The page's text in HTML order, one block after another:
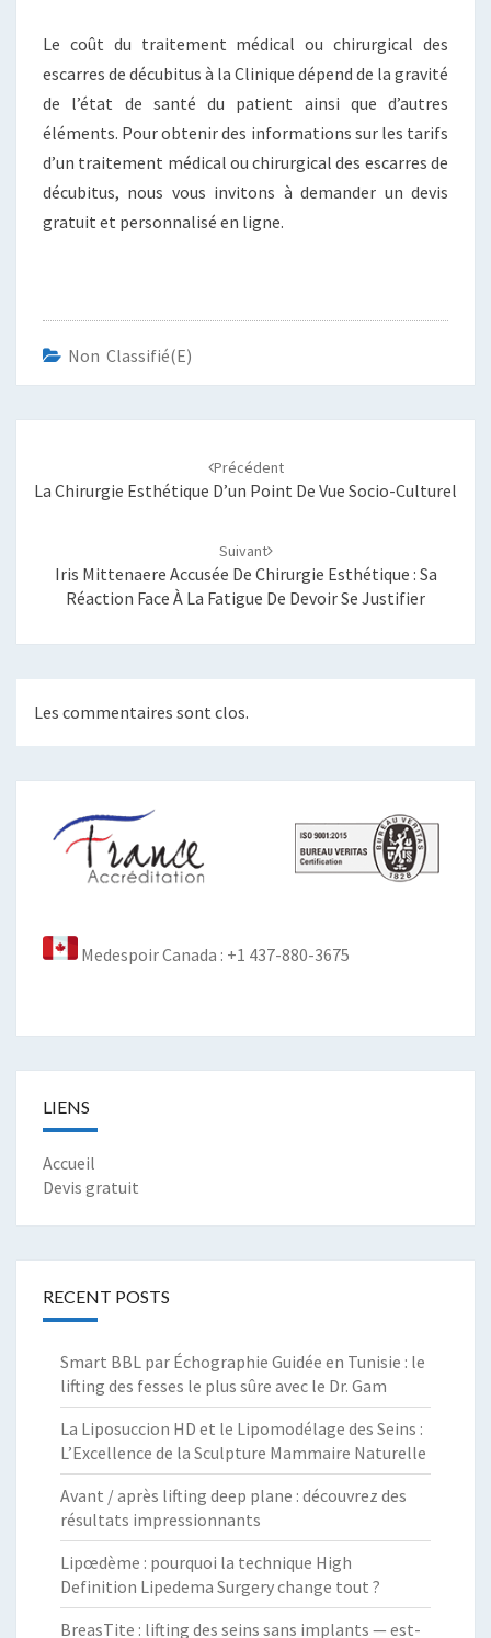
Le coût du traitement médical ou chirurgical des
escarres de décubitus à la Clinique dépend de la gravité
de l’état de santé du patient ainsi que d’autres
éléments. Pour obtenir des informations sur les tarifs
d’un traitement médical ou chirurgical des escarres de
décubitus, nous vous invitons à demander un devis
gratuit et personnalisé en ligne.
Non Classifié(e)
Précédent
La Chirurgie Esthétique D’un Point De Vue Socio-Culturel
Suivant
Iris Mittenaere Accusée De Chirurgie Esthétique : Sa
Réaction Face À La Fatigue De Devoir Se Justifier
Les commentaires sont clos.
Medespoir Canada : +1 437-880-3675
LIENS
Accueil
Devis gratuit
RECENT POSTS
Smart BBL par Échographie Guidée en Tunisie : le
lifting des fesses le plus sûre avec le Dr. Gam
La Liposuccion HD et le Lipomodélage des Seins :
L’Excellence de la Sculpture Mammaire Naturelle
Avant / après lifting deep plane : découvrez des
résultats impressionnants
Lipœdème : pourquoi la technique High
Definition Lipedema Surgery change tout ?
BreasTite : lifting des seins sans implants — est-